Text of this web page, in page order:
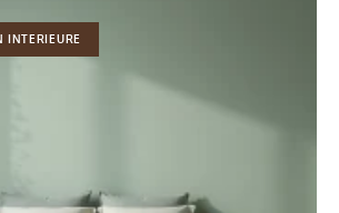
INTERIEURE